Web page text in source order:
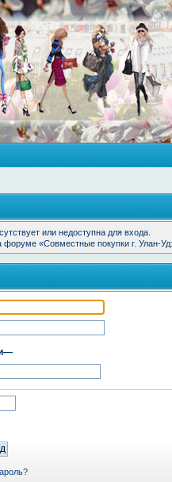
или недоступна для входа.
форуме «Совместные покупки г. Улан-